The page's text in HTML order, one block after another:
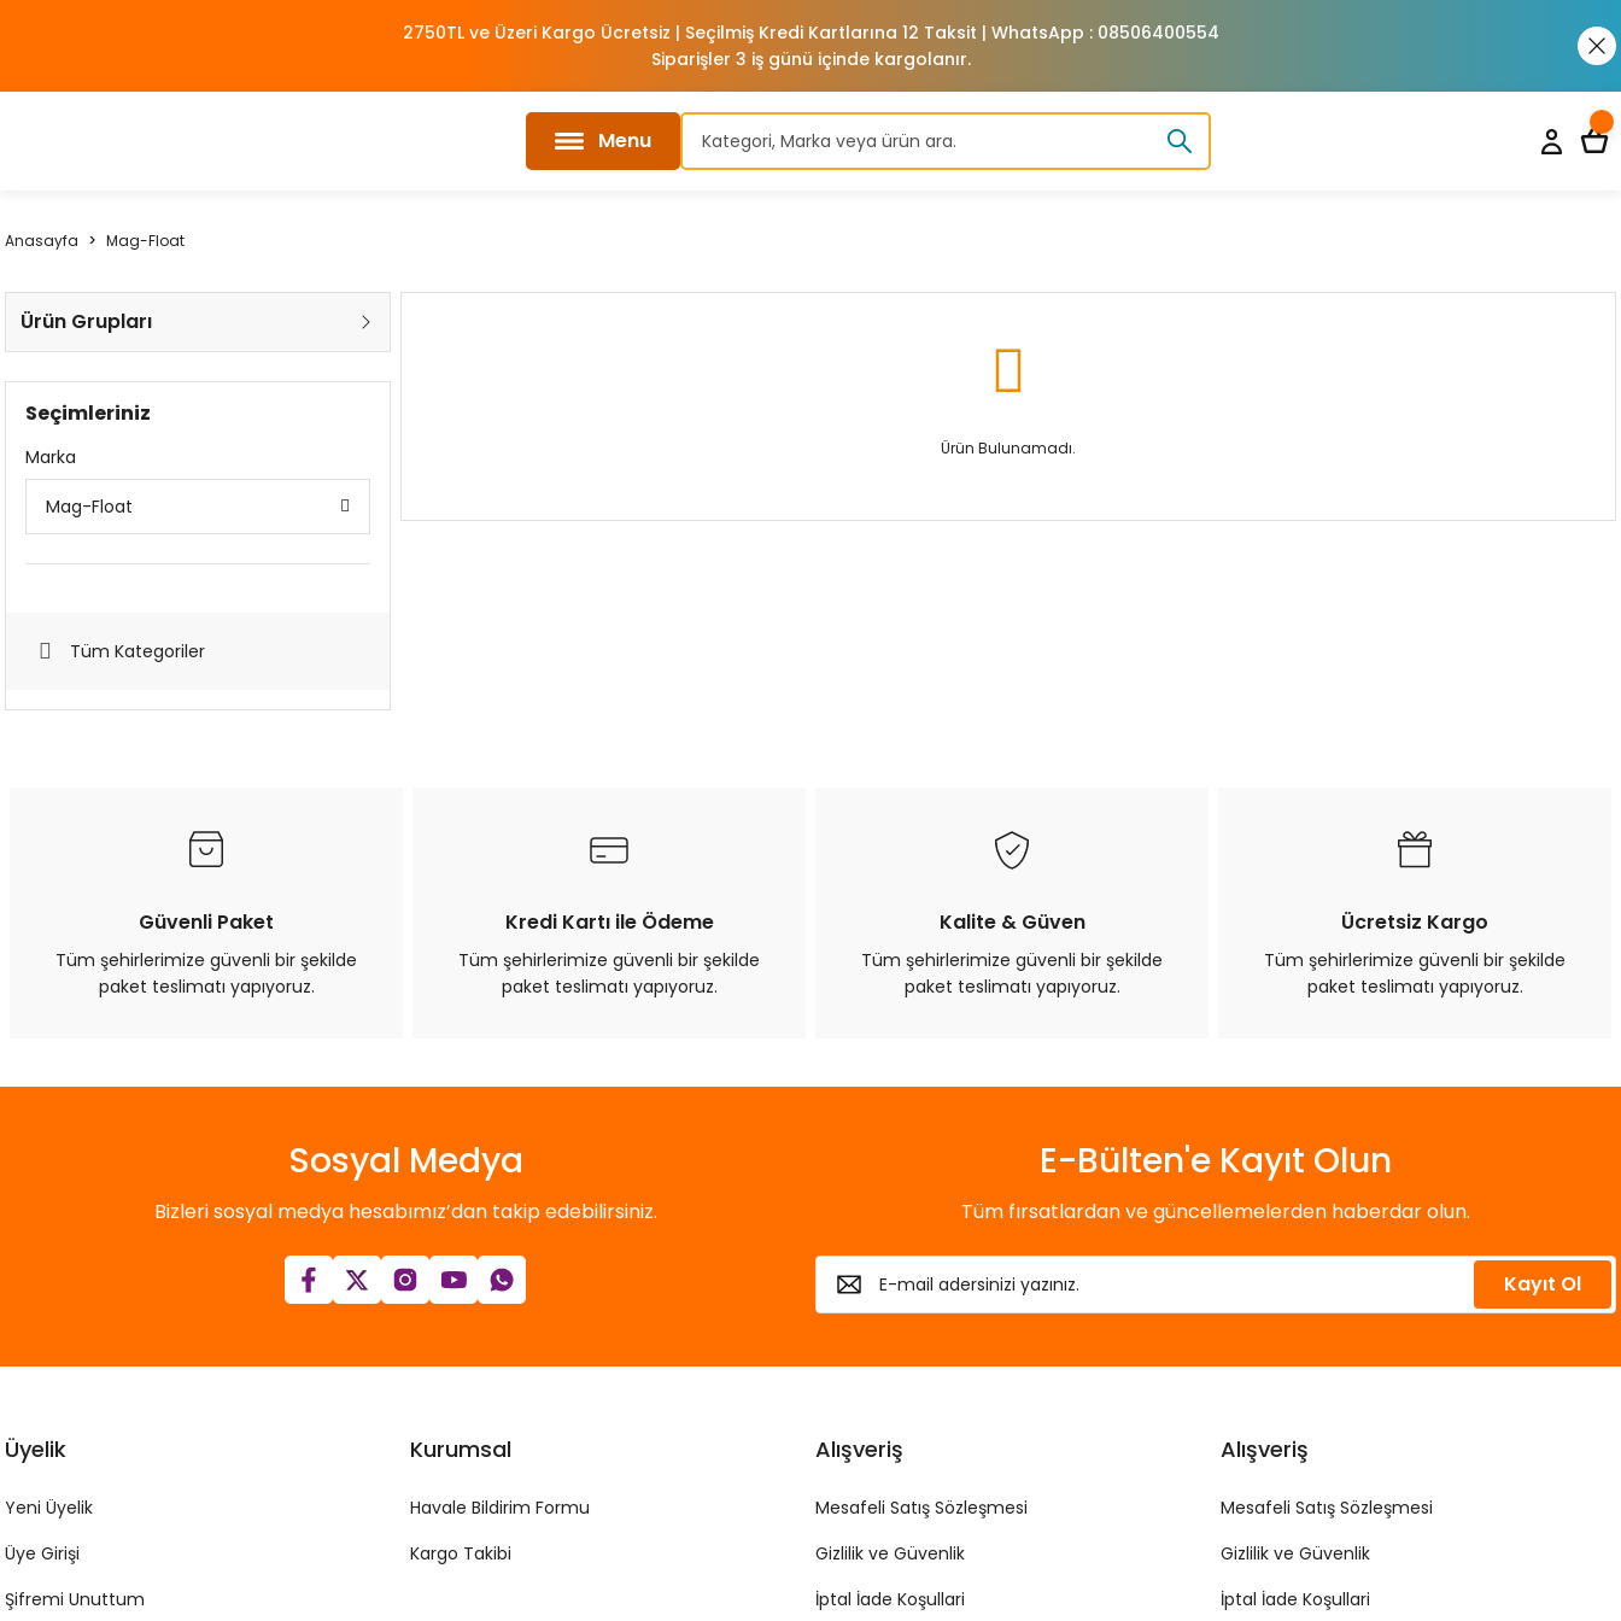
2750TL ve Üzeri Kargo Ücretsiz | Seçilmiş Kredi Kartlarına 12 Taksit | WhatsApp : 08506400554
Siparişler 3 iş günü içinde kargolanır.
Menu
Anasayfa Mag-Float
Ürün Grupları
Seçimleriniz
Marka
Mag-Float
Tüm Kategoriler
Ürün Bulunamadı.
Güvenli Paket
Tüm şehirlerimize güvenli bir şekilde
paket teslimatı yapıyoruz.
Kredi Kartı ile Ödeme
Tüm şehirlerimize güvenli bir şekilde
paket teslimatı yapıyoruz.
Kalite & Güven
Tüm şehirlerimize güvenli bir şekilde
paket teslimatı yapıyoruz.
Ücretsiz Kargo
Tüm şehirlerimize güvenli bir şekilde
paket teslimatı yapıyoruz.
Sosyal Medya
Bizleri sosyal medya hesabımız’dan takip edebilirsiniz.
E-Bülten'e Kayıt Olun
Tüm fırsatlardan ve güncellemelerden haberdar olun.
Kayıt Ol
Üyelik
Yeni Üyelik
Üye Girişi
Şifremi Unuttum
Kurumsal
Havale Bildirim Formu
Kargo Takibi
Alışveriş
Mesafeli Satış Sözleşmesi
Gizlilik ve Güvenlik
İptal İade Koşullari
Alışveriş
Mesafeli Satış Sözleşmesi
Gizlilik ve Güvenlik
İptal İade Koşullari